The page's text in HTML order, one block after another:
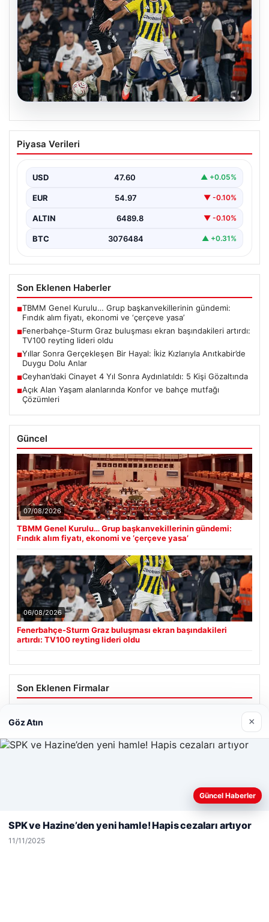
Fenerbahçe-Sturm Graz buluşması
ekran başındakileri artırdı: TV100
Şampiyonlar Ligi 3. Ön Eleme Turu ilk ayağında
Piyasa Verileri
USD 47.60 ▲ +0.05%
EUR 54.97 ▼ -0.10%
ALTIN 6489.8 ▼ -0.10%
BTC 3076484 ▲ +0.31%
Son Eklenen Haberler
■TBMM Genel Kurulu… Grup başkanvekillerinin gündemi:
Fındık alım fiyatı, ekonomi ve ‘çerçeve yasa’
■Fenerbahçe-Sturm Graz buluşması ekran başındakileri artırdı:
TV100 reyting lideri oldu
■Yıllar Sonra Gerçekleşen Bir Hayal: İkiz Kızlarıyla Anıtkabir’de
Duygu Dolu Anlar
■Ceyhan’daki Cinayet 4 Yıl Sonra Aydınlatıldı: 5 Kişi Gözaltında
■Açık Alan Yaşam alanlarında Konfor ve bahçe mutfağı
Çözümleri
Güncel
07/08/2026
TBMM Genel Kurulu… Grup başkanvekillerinin gündemi:
Fındık alım fiyatı, ekonomi ve ‘çerçeve yasa’
06/08/2026
Fenerbahçe-Sturm Graz buluşması ekran başındakileri
artırdı: TV100 reyting lideri oldu
Son Eklenen Firmalar
Web sitemizi nasıl kullandığınızı daha iyi anlayabilmek,
deneyiminizi kişiselleştirmek ve geliştirmek amacıyla çerezler
Kabul Et
Göz Atın ×
Güncel Haberler
SPK ve Hazine’den yeni hamle! Hapis cezaları artıyor
11/11/2025